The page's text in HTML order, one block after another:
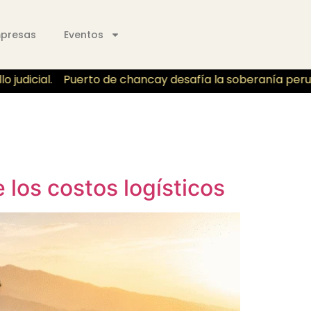
Eventos
Puerto de chancay desafía la soberanía
los costos logísticos